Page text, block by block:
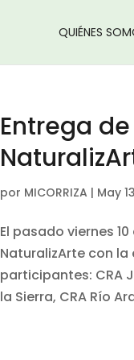
QUIÉNES
Entrega
por MICORRIZA | May
El pasado viernes
NaturalizArte con
participantes: CRA
la Sierra, CRA Río